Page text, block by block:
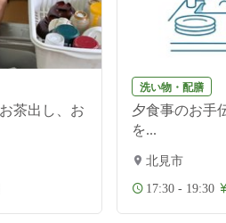
茶出し、お
洗い物・配膳
夕食事のお手
を...
北見市
17:30 - 19:30